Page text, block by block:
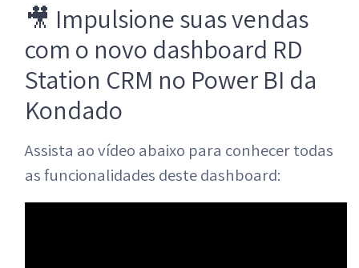
🎥 Impulsione suas vendas
com o novo dashboard RD
Station CRM no Power BI da
Kondado
Assista ao vídeo abaixo para conhecer todas
as funcionalidades deste dashboard: